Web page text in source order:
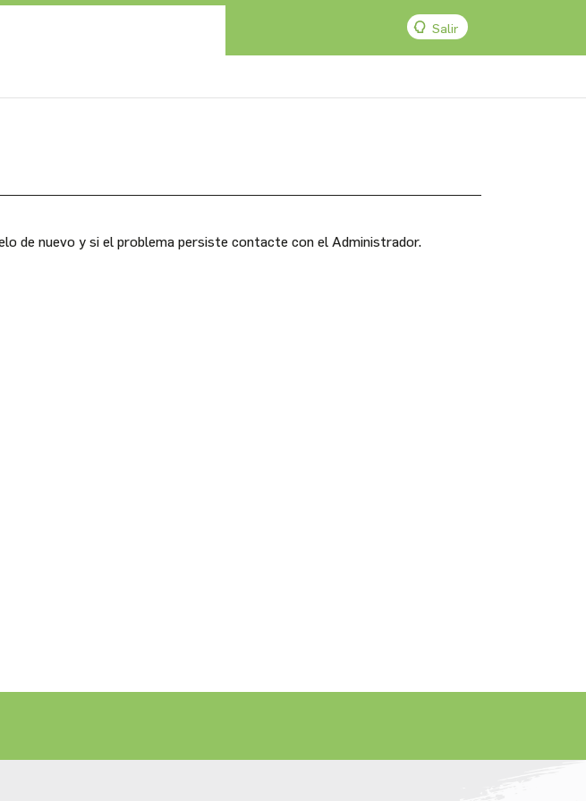
Salir
de nuevo y si el problema persiste contacte con el Administrador.